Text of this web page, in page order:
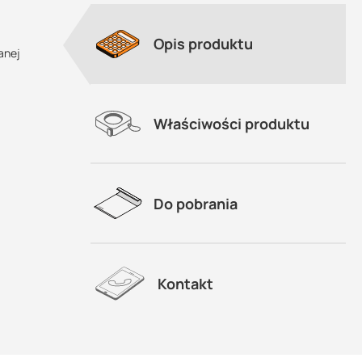
Opis produktu
Właściwości produktu
Do pobrania
Kontakt